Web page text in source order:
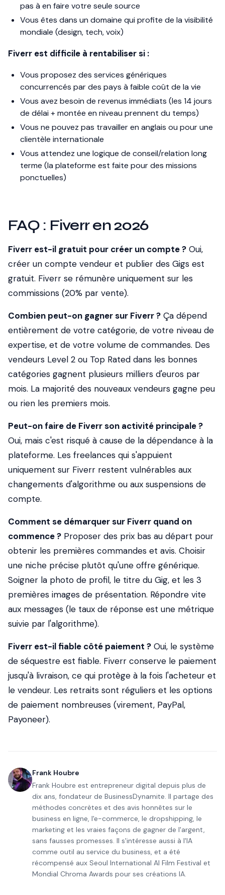
pas à en faire votre seule source
Vous êtes dans un domaine qui profite de la visibilité
mondiale (design, tech, voix)
Fiverr est difficile à rentabiliser si :
Vous proposez des services génériques
concurrencés par des pays à faible coût de la vie
Vous avez besoin de revenus immédiats (les 14 jours
de délai + montée en niveau prennent du temps)
Vous ne pouvez pas travailler en anglais ou pour une
clientèle internationale
Vous attendez une logique de conseil/relation long
terme (la plateforme est faite pour des missions
ponctuelles)
FAQ : Fiverr en 2026
Fiverr est-il gratuit pour créer un compte ? Oui,
créer un compte vendeur et publier des Gigs est
gratuit. Fiverr se rémunère uniquement sur les
commissions (20% par vente).
Combien peut-on gagner sur Fiverr ? Ça dépend
entièrement de votre catégorie, de votre niveau de
expertise, et de votre volume de commandes. Des
vendeurs Level 2 ou Top Rated dans les bonnes
catégories gagnent plusieurs milliers d'euros par
mois. La majorité des nouveaux vendeurs gagne peu
ou rien les premiers mois.
Peut-on faire de Fiverr son activité principale ?
Oui, mais c'est risqué à cause de la dépendance à la
plateforme. Les freelances qui s'appuient
uniquement sur Fiverr restent vulnérables aux
changements d'algorithme ou aux suspensions de
compte.
Comment se démarquer sur Fiverr quand on
commence ? Proposer des prix bas au départ pour
obtenir les premières commandes et avis. Choisir
une niche précise plutôt qu'une offre générique.
Soigner la photo de profil, le titre du Gig, et les 3
premières images de présentation. Répondre vite
aux messages (le taux de réponse est une métrique
suivie par l'algorithme).
Fiverr est-il fiable côté paiement ? Oui, le système
de séquestre est fiable. Fiverr conserve le paiement
jusqu'à livraison, ce qui protège à la fois l'acheteur et
le vendeur. Les retraits sont réguliers et les options
de paiement nombreuses (virement, PayPal,
Payoneer).
Frank Houbre
Frank Houbre est entrepreneur digital depuis plus de
dix ans, fondateur de BusinessDynamite. Il partage des
méthodes concrètes et des avis honnêtes sur le
business en ligne, l'e-commerce, le dropshipping, le
marketing et les vraies façons de gagner de l'argent,
sans fausses promesses. Il s'intéresse aussi à l'IA
comme outil au service du business, et a été
récompensé aux Seoul International AI Film Festival et
Mondial Chroma Awards pour ses créations IA.